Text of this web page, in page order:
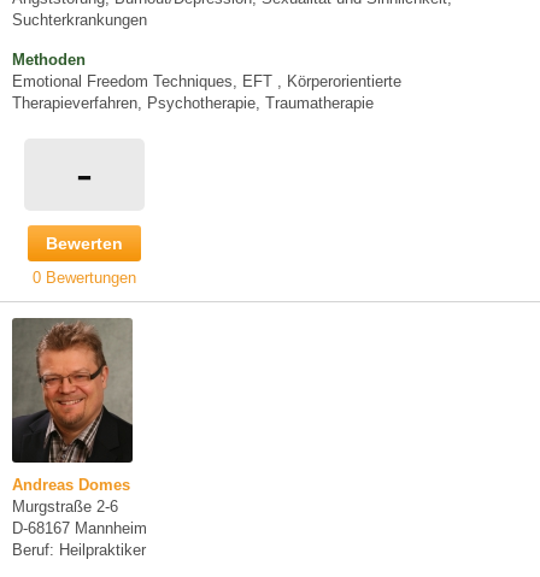
Suchterkrankungen
Methoden
Emotional Freedom Techniques, EFT , Körperorientierte
Therapieverfahren, Psychotherapie, Traumatherapie
-
Bewerten
0 Bewertungen
Andreas Domes
Murgstraße 2-6
D-68167 Mannheim
Beruf: Heilpraktiker